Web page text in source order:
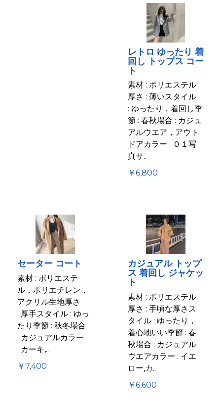
レトロ ゆったり 着
回し トップス コー
ト
素材 : ポリエステル
厚さ : 薄いスタイル
: ゆったり，着回し季
節 : 春秋場合 : カジュ
アルウエア，アウト
ドアカラー : ０１写
真サ..
￥6,800
セーター コート
素材 : ポリエステ
ル，ポリエチレン，
アクリル生地厚さ
: 厚手スタイル : ゆっ
たり季節 : 秋冬場合
: カジュアルカラー
: カーキ,..
￥7,400
カジュアル トップ
ス 着回し ジャケッ
ト
素材 : ポリエステル
厚さ : 手頃な厚さス
タイル : ゆったり，
着心地いい季節 : 春
秋場合 : カジュアル
ウエアカラー : イエ
ロー,カ..
￥6,600